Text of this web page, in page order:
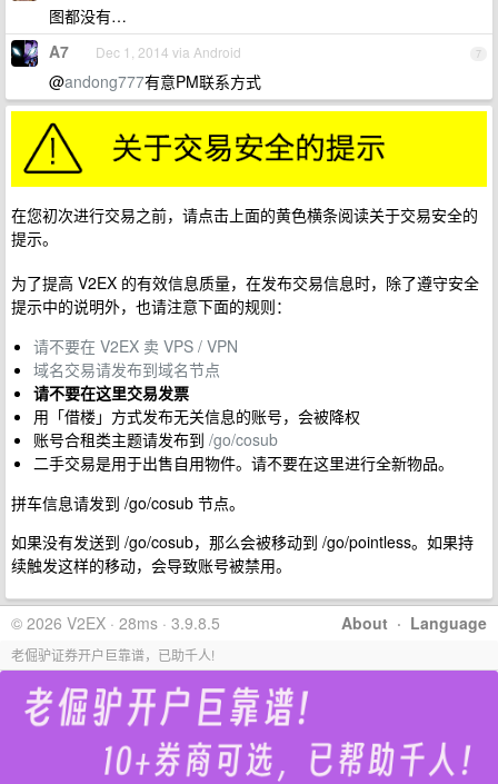
图都没有…
7
A7 Dec 1, 2014 via Android
@andong777有意PM联系方式
在您初次进行交易之前，请点击上面的黄色横条阅读关于交易安全的
提示。
为了提高 V2EX 的有效信息质量，在发布交易信息时，除了遵守安全
提示中的说明外，也请注意下面的规则：
请不要在 V2EX 卖 VPS / VPN
域名交易请发布到域名节点
请不要在这里交易发票
用「借楼」方式发布无关信息的账号，会被降权
账号合租类主题请发布到 /go/cosub
二手交易是用于出售自用物件。请不要在这里进行全新物品。
拼车信息请发到 /go/cosub 节点。
如果没有发送到 /go/cosub，那么会被移动到 /go/pointless。如果持
续触发这样的移动，会导致账号被禁用。
About · Language
© 2026 V2EX · 28ms · 3.9.8.5
老倔驴证券开户巨靠谱，已助千人!